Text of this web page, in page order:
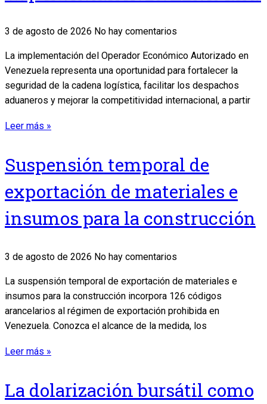
3 de agosto de 2026 No hay comentarios
La implementación del Operador Económico Autorizado en
Venezuela representa una oportunidad para fortalecer la
seguridad de la cadena logística, facilitar los despachos
aduaneros y mejorar la competitividad internacional, a partir
Leer más »
Suspensión temporal de
exportación de materiales e
insumos para la construcción
3 de agosto de 2026 No hay comentarios
La suspensión temporal de exportación de materiales e
insumos para la construcción incorpora 126 códigos
arancelarios al régimen de exportación prohibida en
Venezuela. Conozca el alcance de la medida, los
Leer más »
La dolarización bursátil como